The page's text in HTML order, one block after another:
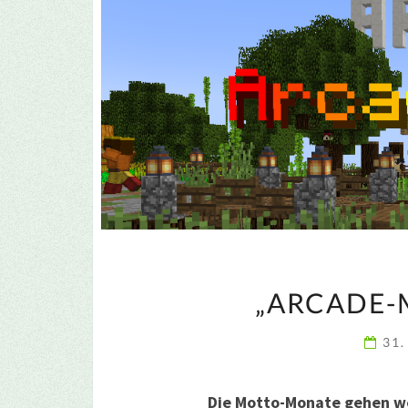
Die Motto-Monate gehen